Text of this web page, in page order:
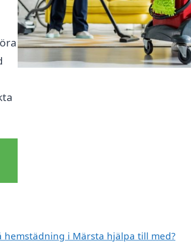
i Märsta hjälpa till med?